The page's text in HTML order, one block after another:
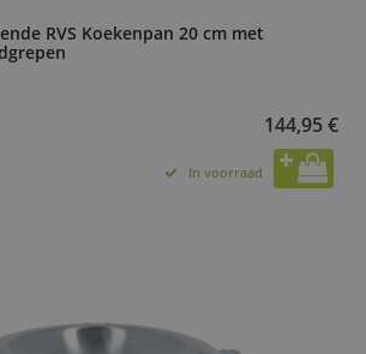
RVS Koekenpan 20 cm met
144,95 €
In voorraad